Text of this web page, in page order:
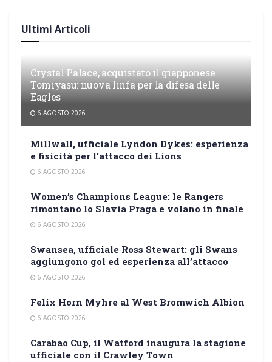
Ultimi Articoli
Crystal Palace, acquistato il giapponese
Tomiyasu: nuova linfa per la difesa delle
Eagles
6 AGOSTO 2026
Millwall, ufficiale Lyndon Dykes: esperienza
e fisicità per l’attacco dei Lions
6 AGOSTO 2026
Women’s Champions League: le Rangers
rimontano lo Slavia Praga e volano in finale
6 AGOSTO 2026
Swansea, ufficiale Ross Stewart: gli Swans
aggiungono gol ed esperienza all’attacco
6 AGOSTO 2026
Felix Horn Myhre al West Bromwich Albion
6 AGOSTO 2026
Carabao Cup, il Watford inaugura la stagione
ufficiale con il Crawley Town